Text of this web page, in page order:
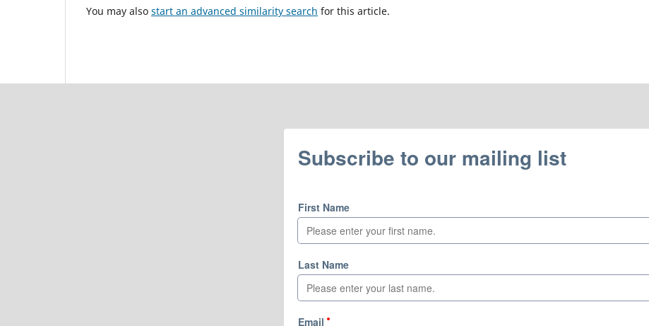
You may also start an advanced similarity search for this article.